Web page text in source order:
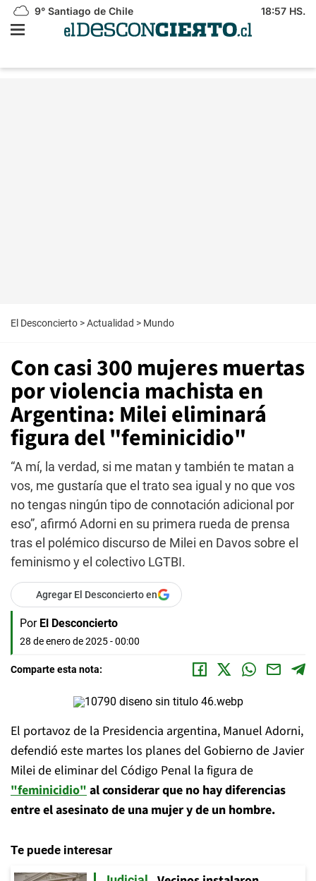
9° Santiago de Chile 18:57 HS.
El Desconcierto >Actualidad > Mundo
Con casi 300 mujeres muertas
por violencia machista en
Argentina: Milei eliminará
figura del "feminicidio"
“A mí, la verdad, si me matan y también te matan a
vos, me gustaría que el trato sea igual y no que vos
no tengas ningún tipo de connotación adicional por
eso”, afirmó Adorni en su primera rueda de prensa
tras el polémico discurso de Milei en Davos sobre el
feminismo y el colectivo LGTBI.
Agregar El Desconcierto en
Por El Desconcierto
28 de enero de 2025 - 00:00
Comparte esta nota:
El portavoz de la Presidencia argentina, Manuel Adorni,
defendió este martes los planes del Gobierno de Javier
Milei de eliminar del Código Penal la figura de
"feminicidio"al considerar que no hay diferencias
entre el asesinato de una mujer y de un hombre.
Te puede interesar